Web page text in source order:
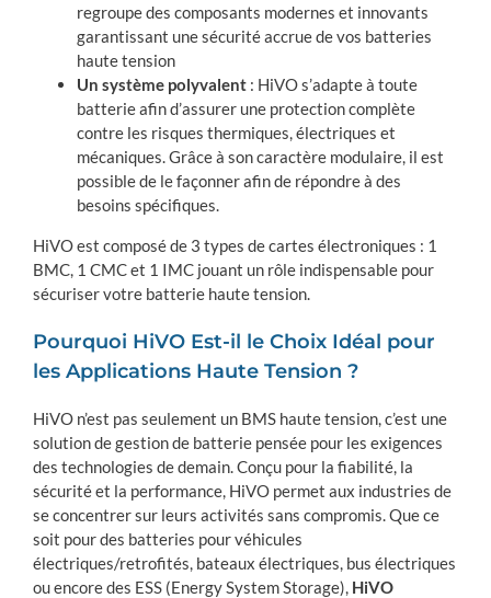
regroupe des composants modernes et innovants
garantissant une sécurité accrue de vos batteries
haute tension
Un système polyvalent : HiVO s’adapte à toute
batterie afin d’assurer une protection complète
contre les risques thermiques, électriques et
mécaniques. Grâce à son caractère modulaire, il est
possible de le façonner afin de répondre à des
besoins spécifiques.
HiVO est composé de 3 types de cartes électroniques : 1
BMC, 1 CMC et 1 IMC jouant un rôle indispensable pour
sécuriser votre batterie haute tension.
Pourquoi HiVO Est-il le Choix Idéal pour
les Applications Haute Tension ?
HiVO n’est pas seulement un BMS haute tension, c’est une
solution de gestion de batterie pensée pour les exigences
des technologies de demain. Conçu pour la fiabilité, la
sécurité et la performance, HiVO permet aux industries de
se concentrer sur leurs activités sans compromis. Que ce
soit pour des batteries pour véhicules
électriques/retrofités, bateaux électriques, bus électriques
ou encore des ESS (Energy System Storage), HiVO